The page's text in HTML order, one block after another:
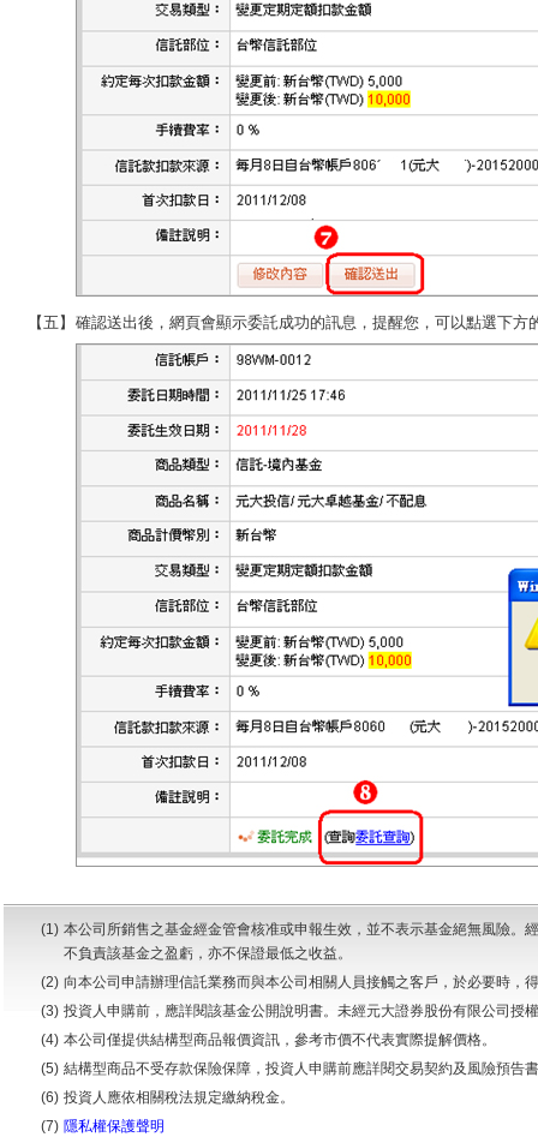
【五】 確認送出後，網頁會顯示委託成功的訊息，提醒您，可以點選下方
(1) 本公司所銷售之基金經金管會核准或申報生效，並不表示基金絕無風險
不負責該基金之盈虧，亦不保證最低之收益。
(2) 向本公司申請辦理信託業務而與本公司相關人員接觸之客戶，於必要時，
(3) 投資人申購前，應詳閱該基金公開說明書。未經元大證券股份有限公司授
(4) 本公司僅提供結構型商品報價資訊，參考市價不代表實際提解價格。
(5) 結構型商品不受存款保險保障，投資人申購前應詳閱交易契約及風險預告
(6) 投資人應依相關稅法規定繳納稅金。
(7) 隱私權保護聲明